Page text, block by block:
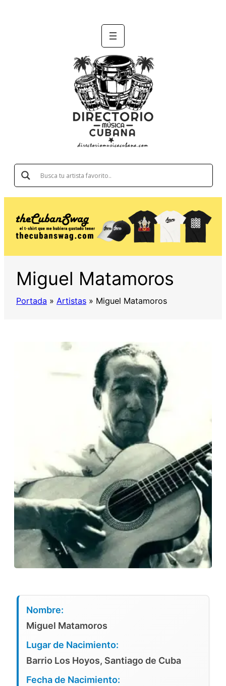
Miguel Matamoros
Portada » Artistas » Miguel Matamoros
Nombre:
Miguel Matamoros
Lugar de Nacimiento:
Barrio Los Hoyos, Santiago de Cuba
Fecha de Nacimiento: